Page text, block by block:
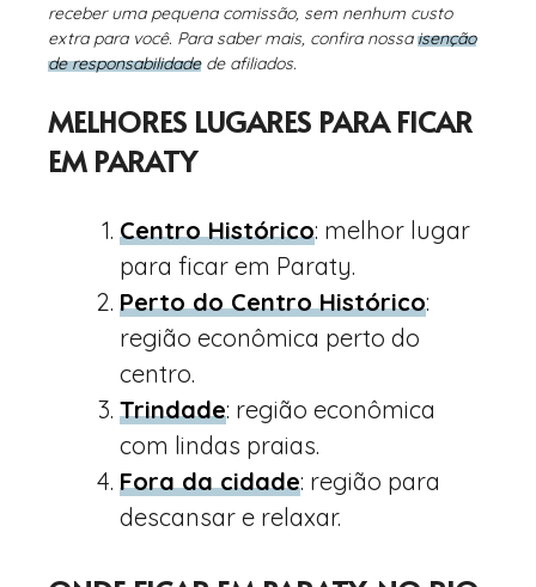
receber uma pequena comissão, sem nenhum custo
extra para você. Para saber mais, confira nossaisenção
de responsabilidadede afiliados.
MELHORES LUGARES PARA FICAR
EM PARATY
Centro Histórico: melhor lugar
para ficar em Paraty.
Perto do Centro Histórico:
região econômica perto do
centro.
Trindade: região econômica
com lindas praias.
Fora da cidade: região para
descansar e relaxar.